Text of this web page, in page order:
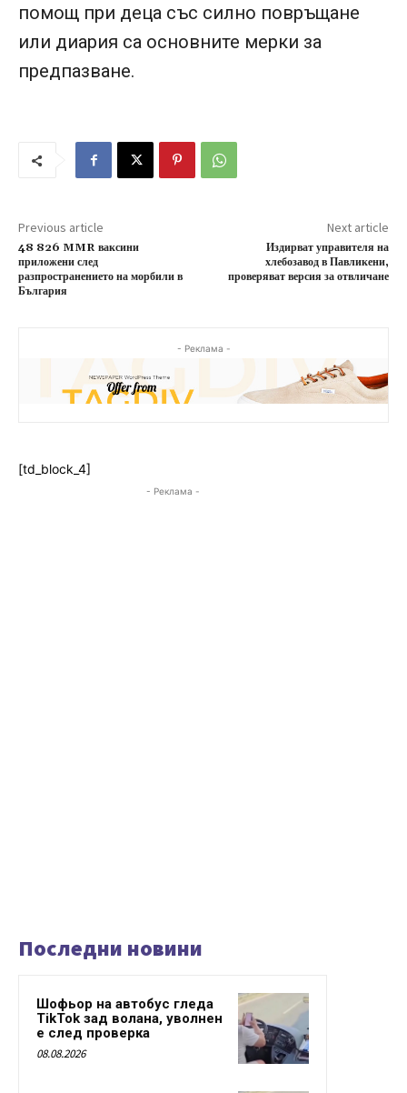
помощ при деца със силно повръщане
или диария са основните мерки за
предпазване.
Previous article
48 826 MMR ваксини
приложени след
разпространението на морбили в
България
Next article
Издирват управителя на
хлебозавод в Павликени,
проверяват версия за отвличане
- Реклама -
[td_block_4]
- Реклама -
Последни новини
Шофьор на автобус гледа
TikTok зад волана, уволнен
е след проверка
08.08.2026